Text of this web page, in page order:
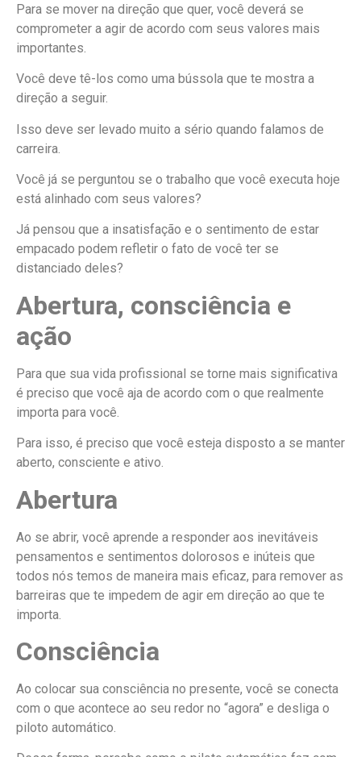
Para se mover na direção que quer, você deverá se
comprometer a agir de acordo com seus valores mais
importantes.
Você deve tê-los como uma bússola que te mostra a
direção a seguir.
Isso deve ser levado muito a sério quando falamos de
carreira.
Você já se perguntou se o trabalho que você executa hoje
está alinhado com seus valores?
Já pensou que a insatisfação e o sentimento de estar
empacado podem refletir o fato de você ter se
distanciado deles?
Abertura, consciência e
ação
Para que sua vida profissional se torne mais significativa
é preciso que você aja de acordo com o que realmente
importa para você.
Para isso, é preciso que você esteja disposto a se manter
aberto, consciente e ativo.
Abertura
Ao se abrir, você aprende a responder aos inevitáveis
pensamentos e sentimentos dolorosos e inúteis que
todos nós temos de maneira mais eficaz, para remover as
barreiras que te impedem de agir em direção ao que te
importa.
Consciência
Ao colocar sua consciência no presente, você se conecta
com o que acontece ao seu redor no “agora” e desliga o
piloto automático.